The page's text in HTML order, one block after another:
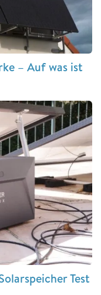
– Auf was ist
Test